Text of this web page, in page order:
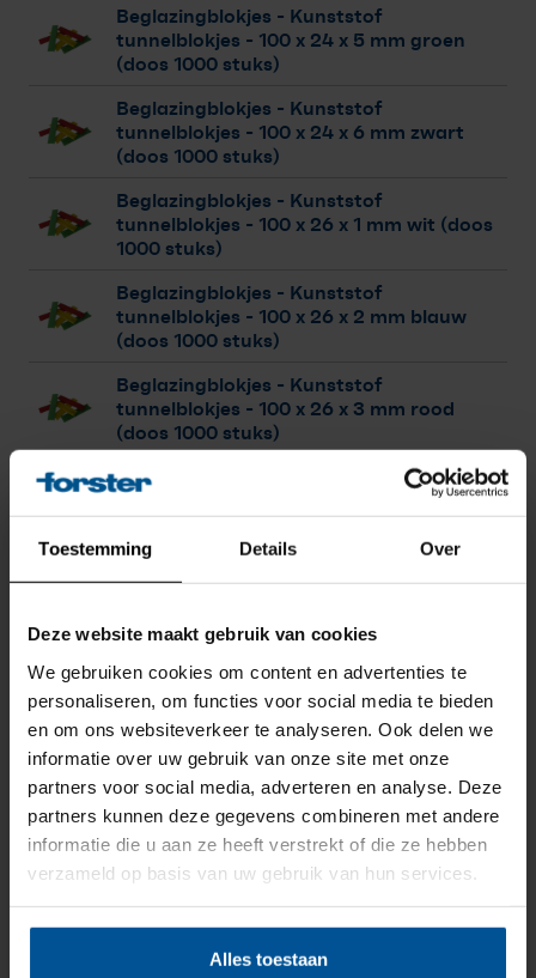
Toestemming Details Over
Deze website maakt gebruik van cookies
We gebruiken cookies om content en advertenties te
personaliseren, om functies voor social media te bieden
en om ons websiteverkeer te analyseren. Ook delen we
informatie over uw gebruik van onze site met onze
partners voor social media, adverteren en analyse. Deze
partners kunnen deze gegevens combineren met andere
informatie die u aan ze heeft verstrekt of die ze hebben
verzameld op basis van uw gebruik van hun services.
Alles toestaan
Beglazingblokjes - Kunststof
tunnelblokjes - 100 x 24 x 5 mm groen
(doos 1000 stuks)
Beglazingblokjes - Kunststof
tunnelblokjes - 100 x 24 x 6 mm zwart
(doos 1000 stuks)
Beglazingblokjes - Kunststof
tunnelblokjes - 100 x 26 x 1 mm wit (doos
1000 stuks)
Beglazingblokjes - Kunststof
tunnelblokjes - 100 x 26 x 2 mm blauw
(doos 1000 stuks)
Beglazingblokjes - Kunststof
tunnelblokjes - 100 x 26 x 3 mm rood
(doos 1000 stuks)
Beglazingblokjes - Kunststof
tunnelblokjes
- 100 x 26 x 4 mm geel (doos
1000 stuks)
Beglazingblokjes - Kunststof
tunnelblokjes- 100 x 26 x 6 mm zwart
(doos 1000 stuks)
Beglazingblokjes - Kunststof
tunnelblokjes - 100 x 28 x 1 mm wit (doos
1000 stuks)
Beglazingblokjes - Kunststof
tunnelblokjes - 100 x 28 x 2 mm blauw
tunnelblokjes- 100 x 28 x 3 mm rood
WEBSHOP
Vanwege de bouwvak is
onze webshop gesloten
vanaf 20 juli 2026. Op
maandag 10 augustus is de
webshop weer volledig
beschikbaar.